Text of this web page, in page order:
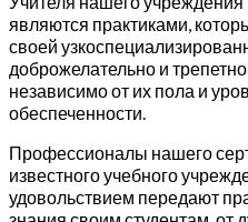
являются практиками,
своей
доброжелательно и
независимо от их пола и
обеспеченности.
Профессионалы нашего
известного учебного
удовольствием передают